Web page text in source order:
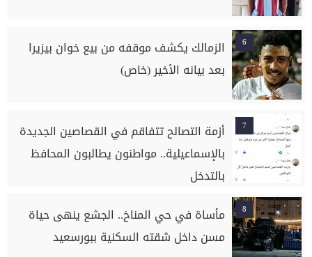
6
الزمالك يكشف موقفه من بيع خوان بيزيرا
بعد بيانه الأخير (خاص)
7
أزمة التصالح تتفاقم في القصاصين الجديدة
بالإسماعيلية.. مواطنون يطالبون المحافظ
بالتدخل
8
مأساة في حي المناخ.. الجشع ينهى حياة
مسن داخل شقته السكنية ببورسعيد